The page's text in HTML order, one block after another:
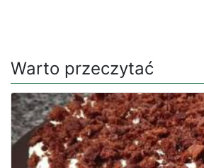
Warto przeczytać